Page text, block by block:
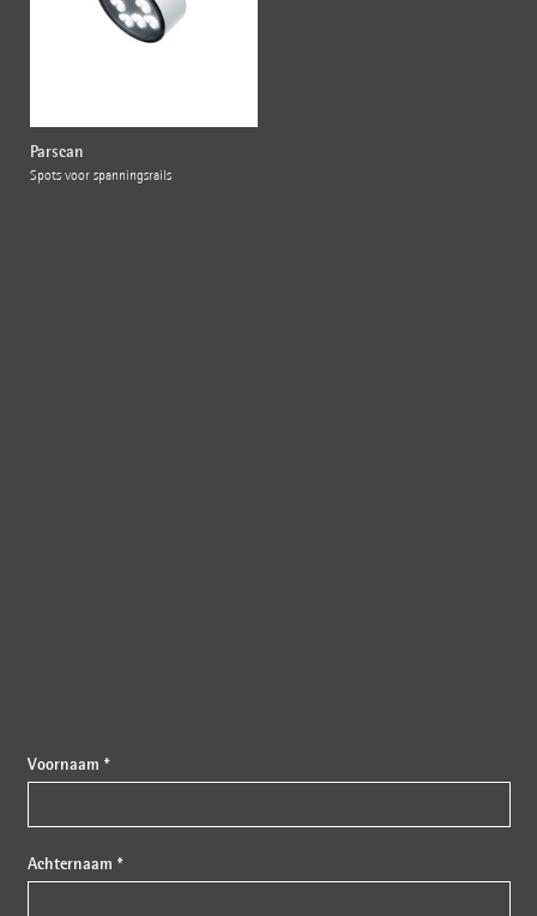
Parscan
Spots voor spanningsrails
Voornaam *
Achternaam *